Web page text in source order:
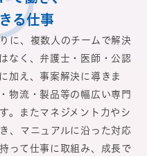
る仕事
に、複数人のチームで解決
なく、弁護士・医師・公認
加え、事案解決に導きま
物流・製品等の幅広い専門
。またマネジメント力やシ
、マニュアルに沿った対応
って仕事に取組み、成長で